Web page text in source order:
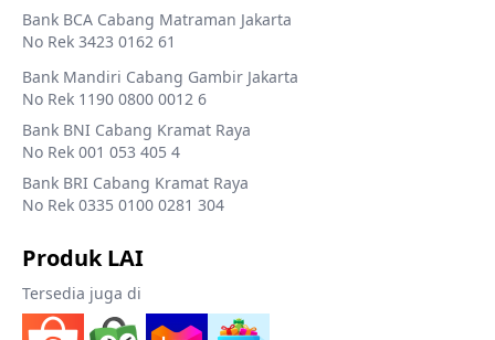
Bank BCA Cabang Matraman Jakarta
No Rek 3423 0162 61
Bank Mandiri Cabang Gambir Jakarta
No Rek 1190 0800 0012 6
Bank BNI Cabang Kramat Raya
No Rek 001 053 405 4
Bank BRI Cabang Kramat Raya
No Rek 0335 0100 0281 304
Produk LAI
Tersedia juga di